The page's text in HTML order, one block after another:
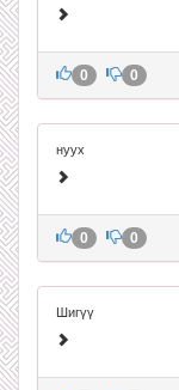
0 0
нуух
0 0
Шигүү